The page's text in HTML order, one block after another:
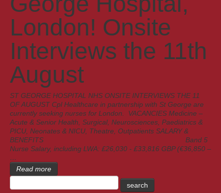
London! Onsite
Interviews the 11th
August
ST GEORGE HOSPITAL NHS ONSITE INTERVIEWS THE 11
OF AUGUST Cpl Healthcare in partnership with St George are
currently seeking nurses for London. VACANCIES Medicine –
Acute & Senior Health, Surgical, Neurosciences, Paediatrics &
PICU, Neonates & NICU, Theatre, Outpatients SALARY &
BENEFITS Band 5
Nurse Salary, including LWA: £26,030 - £33,816 GBP (€36,850 –
…
Read more